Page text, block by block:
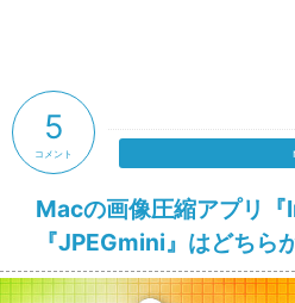
Macの画像圧縮アプリ
『JPEGmini』はどちら
5
コメント